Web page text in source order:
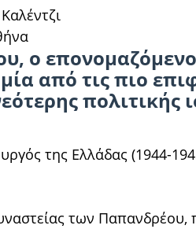
ο
από τις πιο
πολιτικής
της Ελλάδας (1944-
των